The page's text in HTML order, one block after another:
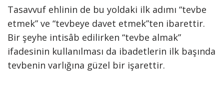
Tasavvuf ehlinin de bu yoldaki ilk adımı “tevbe
etmek” ve “tevbeye davet etmek”ten ibarettir.
Bir şeyhe intisâb edilirken “tevbe almak”
ifadesinin kullanılması da ibadetlerin ilk başında
tevbenin varlığına güzel bir işarettir.